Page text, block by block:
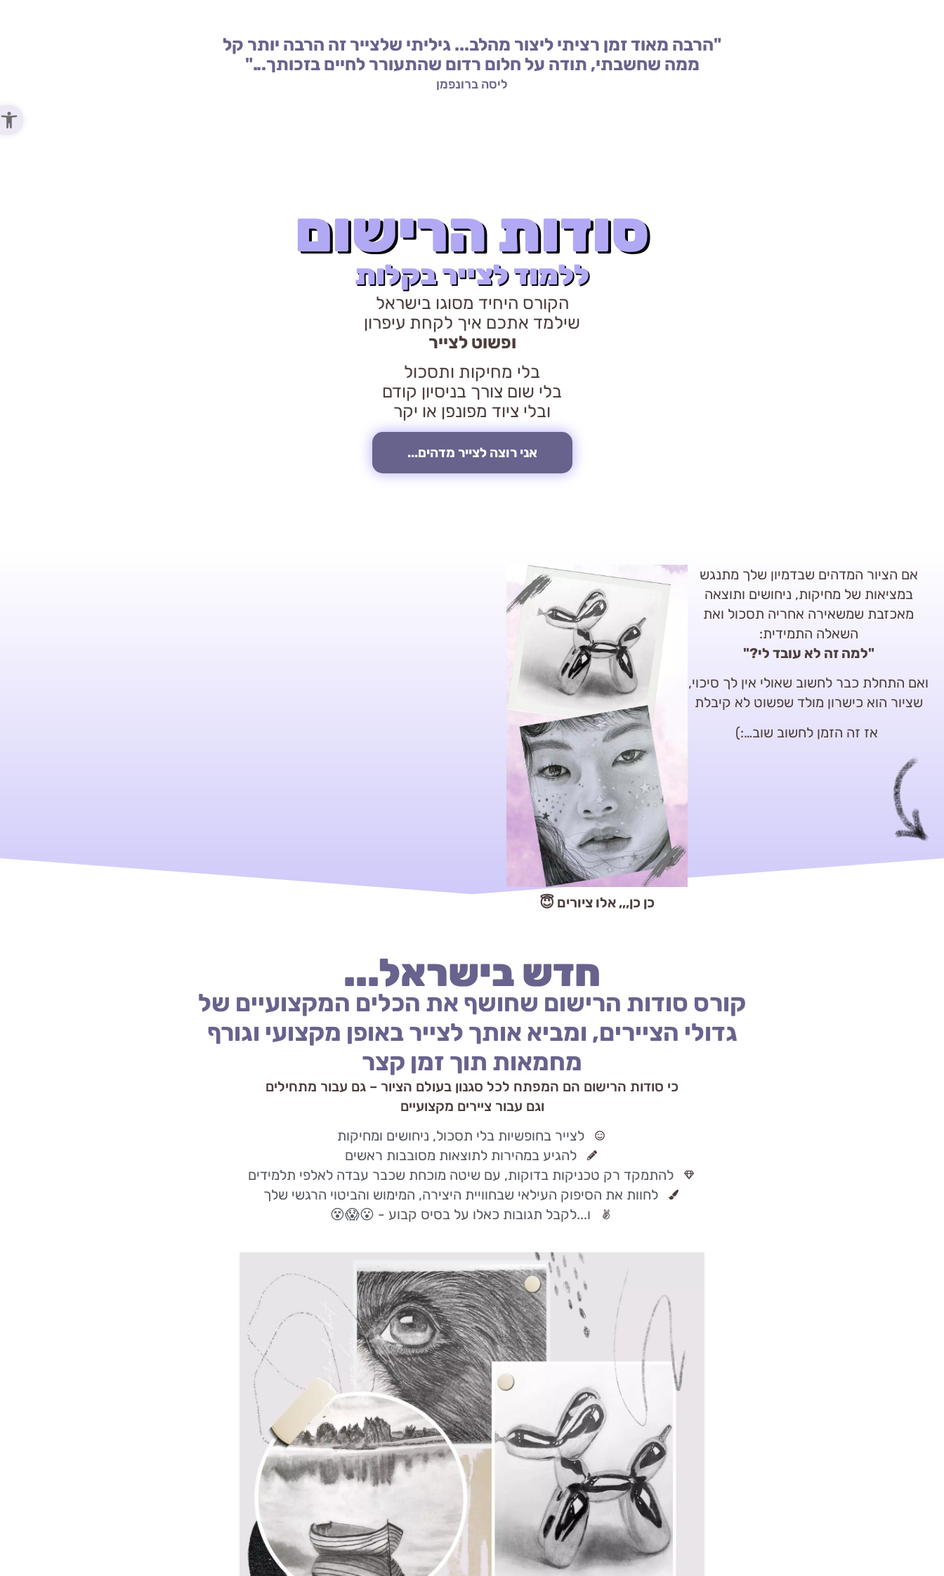
"הרבה מאוד זמן רציתי ליצור מהלב... גיליתי שלצייר זה הרבה יותר קל
ממה שחשבתי, תודה על חלום רדום שהתעורר לחיים בזכותך..."
ליסה ברונפמן
סודות הרישום
ללמוד לצייר בקלות
הקורס היחיד מסוגו בישראל
שילמד אתכם איך לקחת עיפרון
ופשוט לצייר
בלי מחיקות ותסכול
בלי שום צורך בניסיון קודם
ובלי ציוד מפונפן או יקר
אני רוצה לצייר מדהים...
אם הציור המדהים שבדמיון שלך מתנגש
במציאות של מחיקות, ניחושים ותוצאה
מאכזבת שמשאירה אחריה תסכול ואת
השאלה התמידית:
"למה זה לא עובד לי?"
ואם התחלת כבר לחשוב שאולי אין לך סיכוי,
שציור הוא כישרון מולד שפשוט לא קיבלת
אז זה הזמן לחשוב שוב…:)
כן כן,,, אלו ציורים 😇
חדש בישראל...
קורס סודות הרישום שחושף את הכלים המקצועיים של
גדולי הציירים, ומביא אותך לצייר באופן מקצועי וגורף
מחמאות תוך זמן קצר
כי סודות הרישום הם המפתח לכל סגנון בעולם הציור – גם עבור מתחילים
וגם עבור ציירים מקצועיים
לצייר בחופשיות בלי תסכול, ניחושים ומחיקות
להגיע במהירות לתוצאות מסובבות ראשים
להתמקד רק טכניקות בדוקות, עם שיטה מוכחת שכבר עבדה לאלפי תלמידים
לחוות את הסיפוק העילאי שבחוויית היצירה, המימוש והביטוי הרגשי שלך
ו...לקבל תגובות כאלו על בסיס קבוע - 😮😱😵
פתח